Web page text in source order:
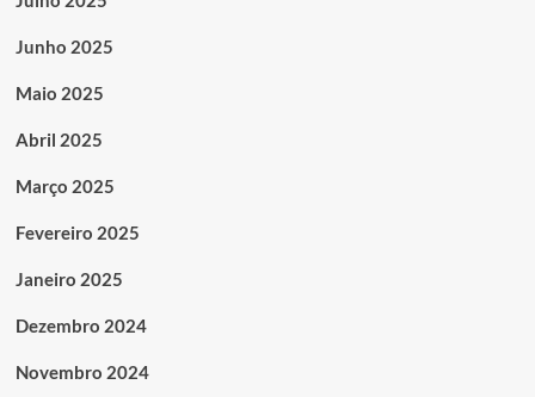
Junho 2025
Maio 2025
Abril 2025
Março 2025
Fevereiro 2025
Janeiro 2025
Dezembro 2024
Novembro 2024